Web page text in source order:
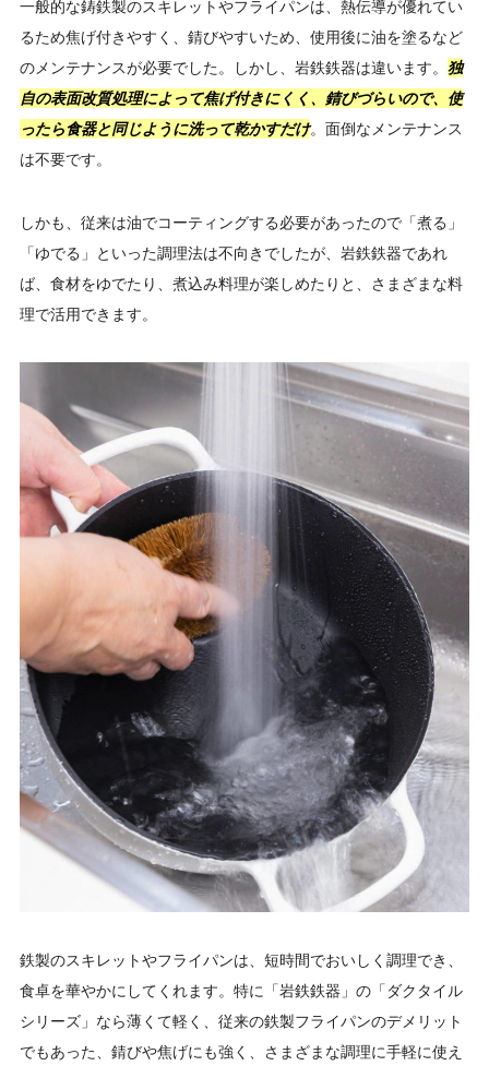
一般的な鋳鉄製のスキレットやフライパンは、熱伝導が優れてい
るため焦げ付きやすく、錆びやすいため、使用後に油を塗るなど
のメンテナンスが必要でした。しかし、岩鉄鉄器は違います。 独
自の表面改質処理によって焦げ付きにくく、錆びづらいので、使
ったら食器と同じように洗って乾かすだけ。面倒なメンテナンス
は不要です。
しかも、従来は油でコーティングする必要があったので「煮る」
「ゆでる」といった調理法は不向きでしたが、岩鉄鉄器であれ
ば、食材をゆでたり、煮込み料理が楽しめたりと、さまざまな料
理で活用できます。
鉄製のスキレットやフライパンは、短時間でおいしく調理でき、
食卓を華やかにしてくれます。特に「岩鉄鉄器」の「ダクタイル
シリーズ」なら薄くて軽く、従来の鉄製フライパンのデメリット
でもあった、錆びや焦げにも強く、さまざまな調理に手軽に使え